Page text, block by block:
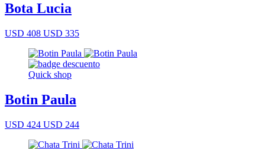
Bota Lucia
USD 408 USD 335
Quick shop
Botin Paula
USD 424 USD 244